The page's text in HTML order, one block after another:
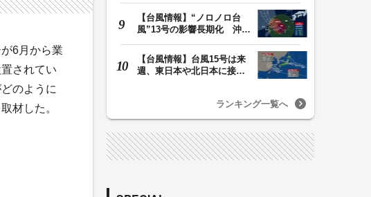
6月から業
されてい
のように
材した。
【台風情報】“ノロノロ台
風”13号の影響長期化 沖縄
【台風情報】台風15号は来
週、東日本や北日本に接近
ランキング一覧へ